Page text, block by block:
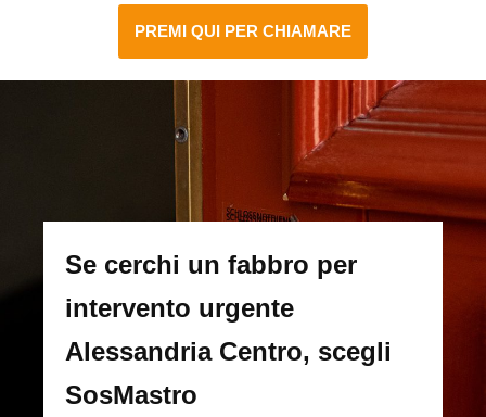
PREMI QUI PER CHIAMARE
Se cerchi un fabbro per
intervento urgente
Alessandria Centro, scegli
SosMastro